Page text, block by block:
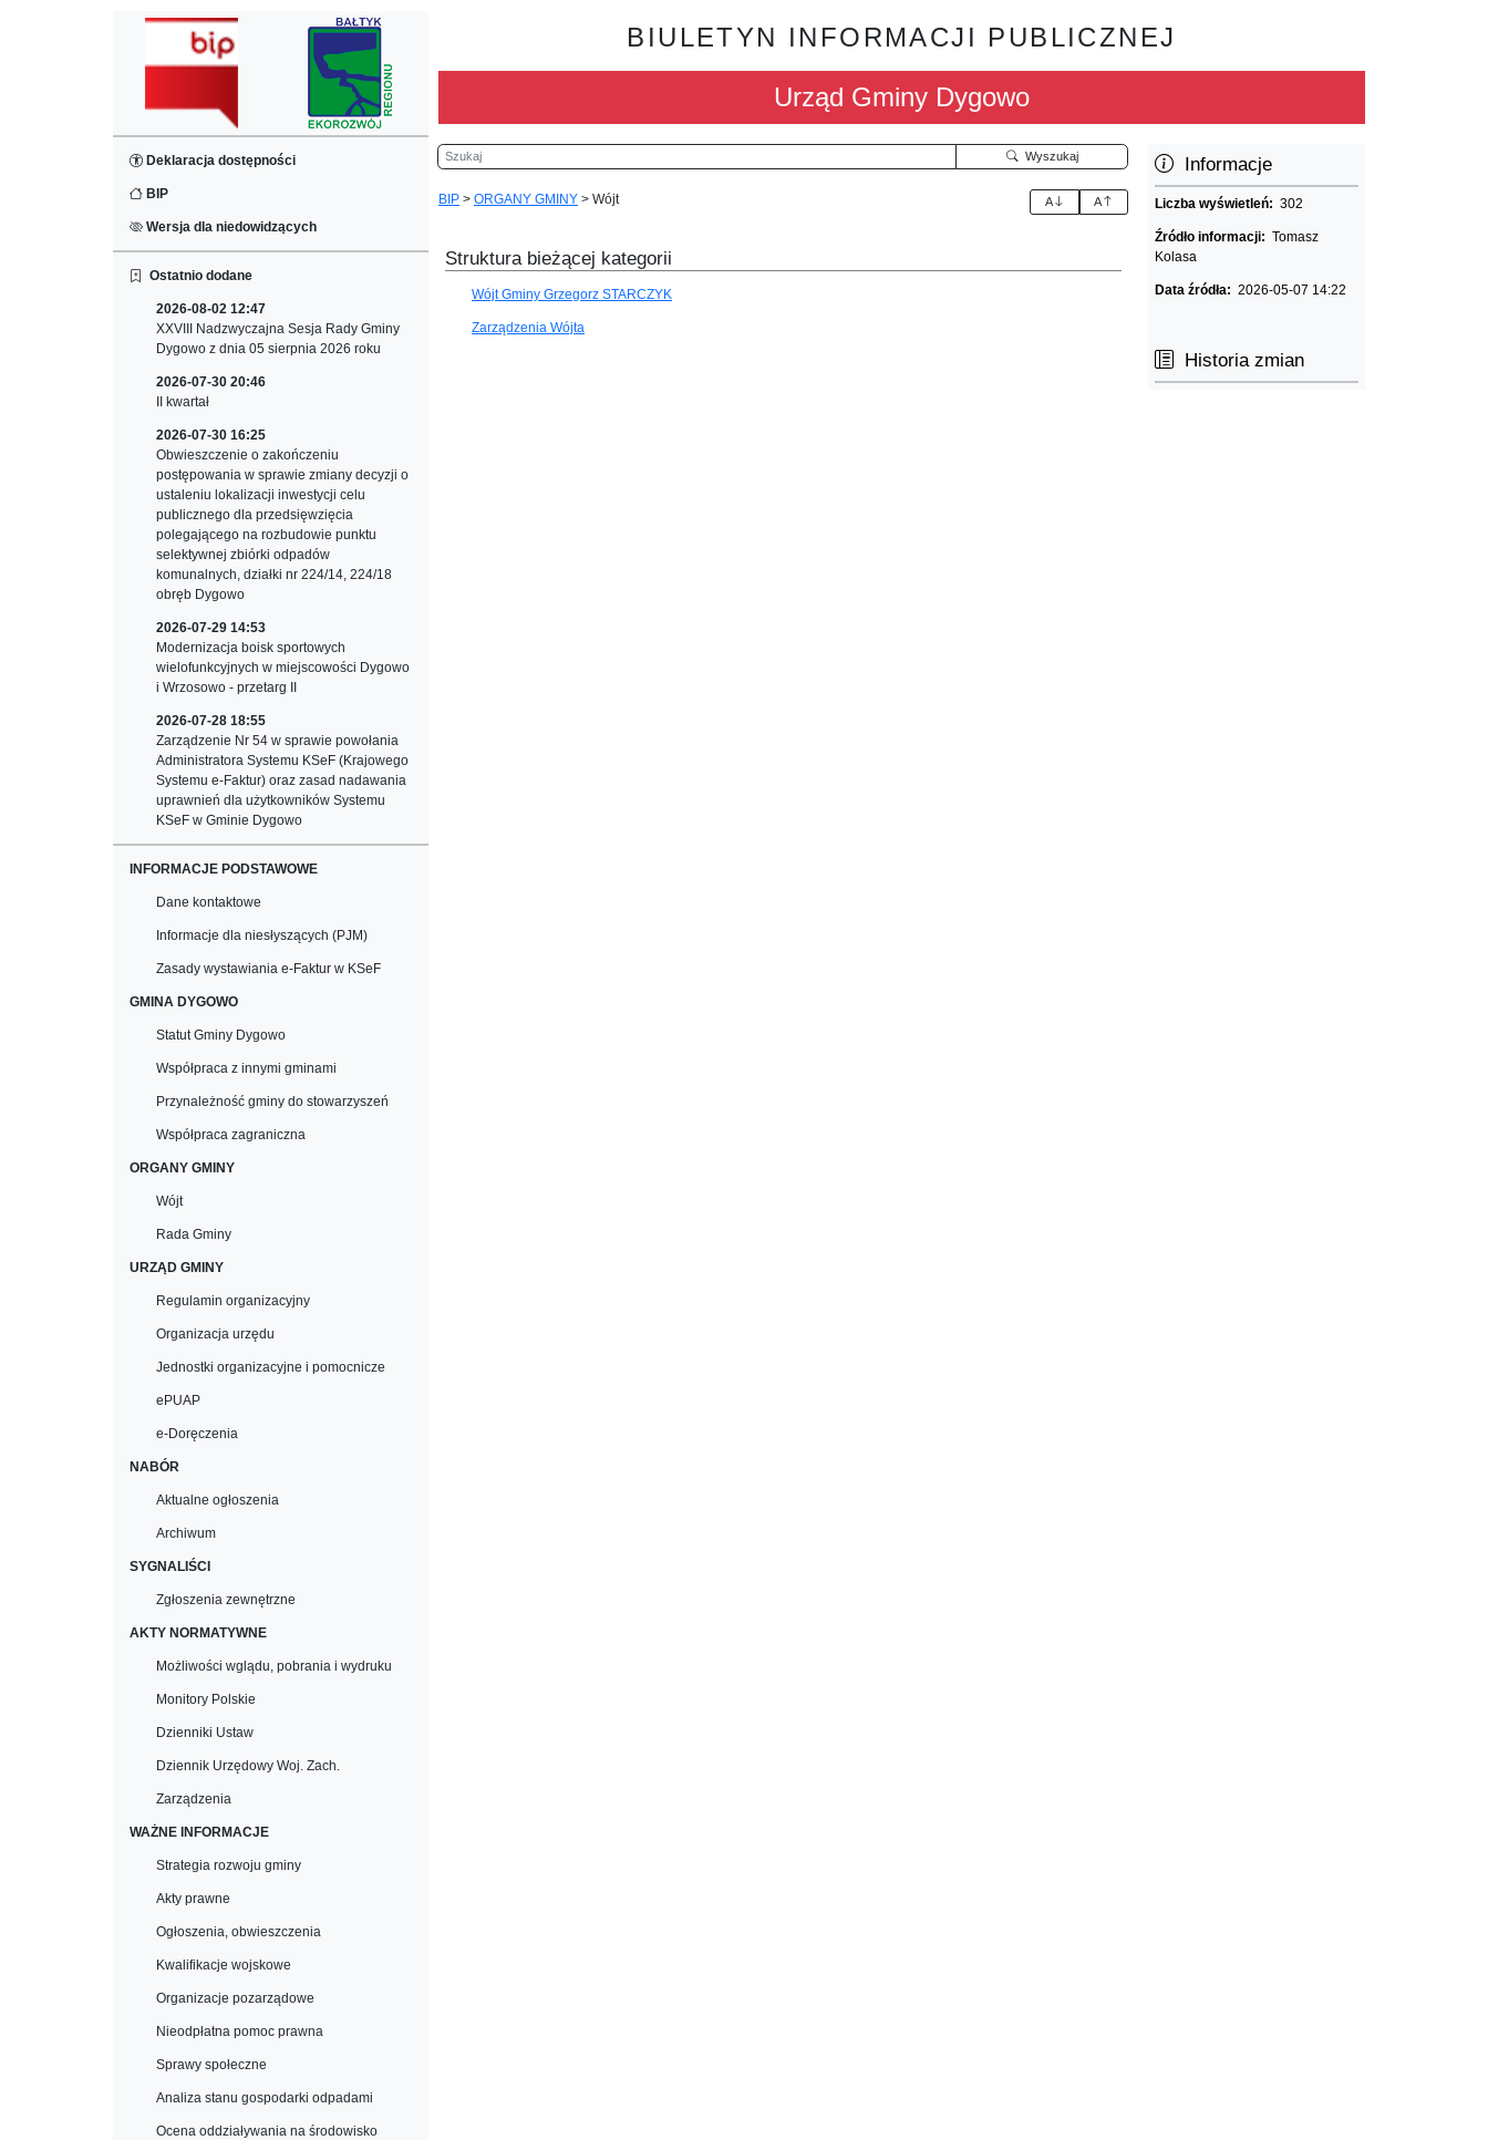
Deklaracja dostępności
BIP
Wersja dla niedowidzących
Ostatnio dodane
2026-08-02 12:47
XXVIII Nadzwyczajna Sesja Rady Gminy
Dygowo z dnia 05 sierpnia 2026 roku
2026-07-30 20:46
II kwartał
2026-07-30 16:25
Obwieszczenie o zakończeniu
postępowania w sprawie zmiany decyzji o
ustaleniu lokalizacji inwestycji celu
publicznego dla przedsięwzięcia
polegającego na rozbudowie punktu
selektywnej zbiórki odpadów
komunalnych, działki nr 224/14, 224/18
obręb Dygowo
2026-07-29 14:53
Modernizacja boisk sportowych
wielofunkcyjnych w miejscowości Dygowo
i Wrzosowo - przetarg II
2026-07-28 18:55
Zarządzenie Nr 54 w sprawie powołania
Administratora Systemu KSeF (Krajowego
Systemu e-Faktur) oraz zasad nadawania
uprawnień dla użytkowników Systemu
KSeF w Gminie Dygowo
INFORMACJE PODSTAWOWE
Dane kontaktowe
Informacje dla niesłyszących (PJM)
Zasady wystawiania e-Faktur w KSeF
GMINA DYGOWO
Statut Gminy Dygowo
Współpraca z innymi gminami
Przynależność gminy do stowarzyszeń
Współpraca zagraniczna
ORGANY GMINY
Wójt
Rada Gminy
URZĄD GMINY
Regulamin organizacyjny
Organizacja urzędu
Jednostki organizacyjne i pomocnicze
ePUAP
e-Doręczenia
NABÓR
Aktualne ogłoszenia
Archiwum
SYGNALIŚCI
Zgłoszenia zewnętrzne
AKTY NORMATYWNE
Możliwości wglądu, pobrania i wydruku
Monitory Polskie
Dzienniki Ustaw
Dziennik Urzędowy Woj. Zach.
Zarządzenia
WAŻNE INFORMACJE
Strategia rozwoju gminy
Akty prawne
Ogłoszenia, obwieszczenia
Kwalifikacje wojskowe
Organizacje pozarządowe
Nieodpłatna pomoc prawna
Sprawy społeczne
Analiza stanu gospodarki odpadami
Ocena oddziaływania na środowisko
BIULETYN INFORMACJI PUBLICZNEJ
Urząd Gminy Dygowo
Szukaj Wyszukaj
BIP > ORGANY GMINY > Wójt A A
Struktura bieżącej kategorii
Wójt Gminy Grzegorz STARCZYK
Zarządzenia Wójta
Informacje
Liczba wyświetleń:302
Źródło informacji:Tomasz
Kolasa
Data źródła:2026-05-07 14:22
Historia zmian